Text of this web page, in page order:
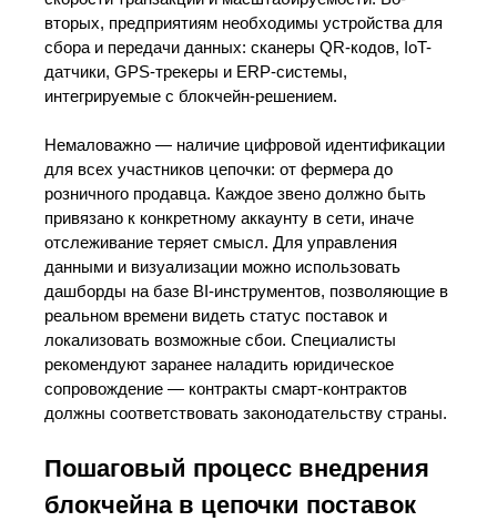
вторых, предприятиям необходимы устройства для
сбора и передачи данных: сканеры QR-кодов, IoT-
датчики, GPS-трекеры и ERP-системы,
интегрируемые с блокчейн-решением.
Немаловажно — наличие цифровой идентификации
для всех участников цепочки: от фермера до
розничного продавца. Каждое звено должно быть
привязано к конкретному аккаунту в сети, иначе
отслеживание теряет смысл. Для управления
данными и визуализации можно использовать
дашборды на базе BI-инструментов, позволяющие в
реальном времени видеть статус поставок и
локализовать возможные сбои. Специалисты
рекомендуют заранее наладить юридическое
сопровождение — контракты смарт-контрактов
должны соответствовать законодательству страны.
Пошаговый процесс внедрения
блокчейна в цепочки поставок